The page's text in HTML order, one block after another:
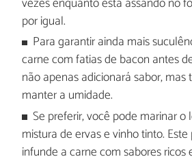
por igual.
Para garantir ainda mais
carne com fatias de bacon antes
não apenas adicionará sabor,
manter a umidade.
Se preferir, você pode marinar
mistura de ervas e vinho tinto.
infunde a carne com sabores ricos